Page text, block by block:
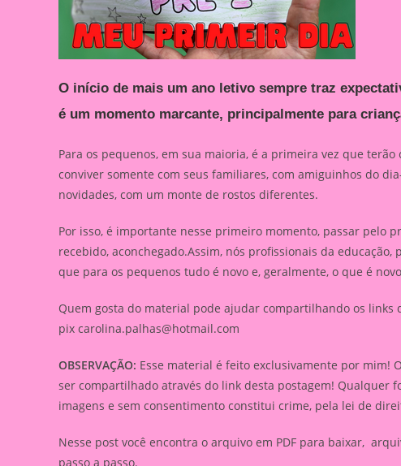
O início de mais um ano letivo sempre traz
é um momento marcante, principalmente para
Para os pequenos, em sua maioria, é a primeira vez que
conviver somente com seus familiares, com amiguinhos do
novidades, com um monte de rostos diferentes.
Por isso, é importante nesse primeiro momento, passar pelo
recebido, aconchegado.Assim, nós profissionais da
que para os pequenos tudo é novo e, geralmente, o que é
Quem gosta do material pode ajudar compartilhando os
pix carolina.palhas@hotmail.com
OBSERVAÇÃO: Esse material é feito exclusivamente por mim!
ser compartilhado através do link desta postagem! Qualquer
imagens e sem consentimento constitui crime, pela lei de
Nesse post você encontra o arquivo em PDF para baixar,
passo a passo.